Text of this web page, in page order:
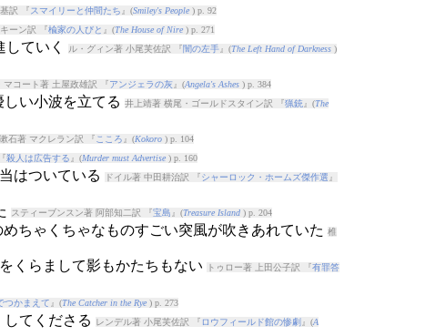
訳 『 スマイリーと仲間たち 』(Smiley's People) p. 92
ーン訳 『楡家の人びと 』(The House of Nire) p. 271
ていく ル・グィン著 小尾芙佐訳 『 闇の左手』(The Left Hand of Darkness)
マコート著 土屋政雄訳 『 アンジェラの灰』(Angela's Ashes) p. 384
い小波を立てる 井上靖著 横尾・ゴールドスタイン訳 『猟銃』(The
石著 マクレラン訳 『 こころ 』(Kokoro) p. 104
殺人は広告する 』(Murder must Advertise) p. 160
はついている ドイル著 中田耕治訳 『 シャーロック・ホームズ傑作選 』
スティーブンスン著 阿部知二訳 『宝島 』(Treasure Island) p. 204
めちゃくちゃなものすごい突風が吹きあれていた 椎
くらまして影もかたちもない トゥロー著 上田公子訳 『有罪答
つかまえて 』(The Catcher in the Rye) p. 273
てくださる レンデル著 小尾芙佐訳 『 ロウフィールド館の惨劇 』(A